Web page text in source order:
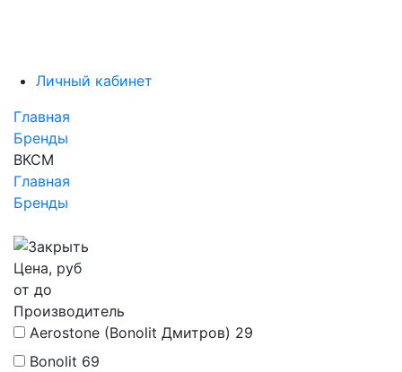
Личный кабинет
Главная
Бренды
ВКСМ
Главная
Бренды
Цена, руб
от до
Производитель
Aerostone (Bonolit Дмитров) 29
Bonolit 69